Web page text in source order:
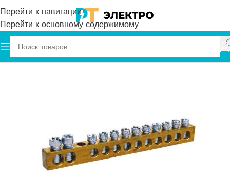
Перейти к навигации
Перейти к основному содержимому
Главная Onka Нулевые Шины